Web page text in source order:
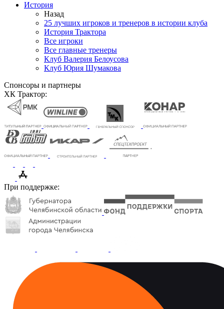
История
Назад
25 лучших игроков и тренеров в истории клуба
История Трактора
Все игроки
Все главные тренеры
Клуб Валерия Белоусова
Клуб Юрия Шумакова
Спонсоры и партнеры
ХК Трактор:
При поддержке: